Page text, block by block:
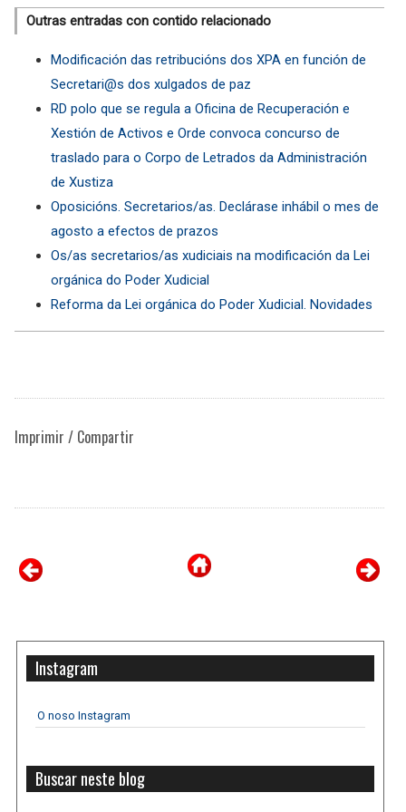
Outras entradas con contido relacionado
Modificación das retribucións dos XPA en función de
Secretari@s dos xulgados de paz
RD polo que se regula a Oficina de Recuperación e
Xestión de Activos e Orde convoca concurso de
traslado para o Corpo de Letrados da Administración
de Xustiza
Oposicións. Secretarios/as. Declárase inhábil o mes de
agosto a efectos de prazos
Os/as secretarios/as xudiciais na modificación da Lei
orgánica do Poder Xudicial
Reforma da Lei orgánica do Poder Xudicial. Novidades
Imprimir / Compartir
Instagram
O noso Instagram
Buscar neste blog